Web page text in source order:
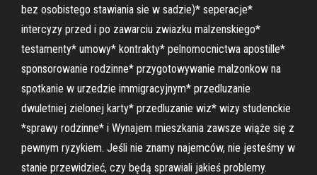
bez osobistego stawiania sie w sadzie)* seperacje*
intercyzy przed i po zawarciu zwiazku malzenskiego*
testamenty* umowy* kontrakty* pelnomocnictwa apostille*
sponsorowanie rodzinne* przygotowywanie malzonkow na
spotkanie w urzedzie immigracyjnym* przedluzanie
dwuletniej zielonej karty* przedluzanie wiz* wizy studenckie
*sprawy rodzinne* i Wynajem mieszkania zawsze wiąże się z
pewnym ryzykiem. Jeśli nie znamy najemców, nie jesteśmy w
stanie przewidzieć, czy będą sprawiali jakieś problemy.